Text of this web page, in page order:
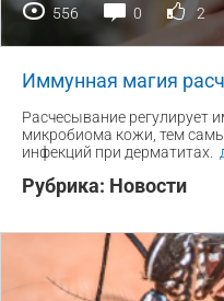
556 0 2
Иммунная магия
Расчесывание регулирует
микробиома кожи, тем
инфекций при дерматитах.
Рубрика: Новости